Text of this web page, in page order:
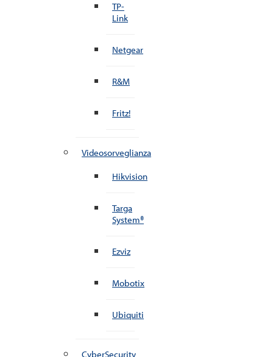
TP-
Link
Netgear
R&M
Fritz!
Videosorveglianza
Hikvision
Targa
System®
Ezviz
Mobotix
Ubiquiti
CyberSecurity